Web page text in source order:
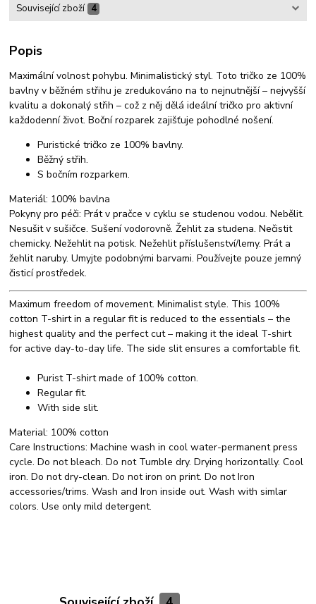
Související zboží 4
Popis
Maximální volnost pohybu. Minimalistický styl. Toto tričko ze 100%
bavlny v běžném střihu je zredukováno na to nejnutnější – nejvyšší
kvalitu a dokonalý střih – což z něj dělá ideální tričko pro aktivní
každodenní život. Boční rozparek zajišťuje pohodlné nošení.
Puristické tričko ze 100% bavlny.
Běžný střih.
S bočním rozparkem.
Materiál: 100% bavlna
Pokyny pro péči: Prát v pračce v cyklu se studenou vodou. Nebělit.
Nesušit v sušičce. Sušení vodorovně. Žehlit za studena. Nečistit
chemicky. Nežehlit na potisk. Nežehlit příslušenství/lemy. Prát a
žehlit naruby. Umyjte podobnými barvami. Používejte pouze jemný
čisticí prostředek.
Maximum freedom of movement. Minimalist style. This 100%
cotton T-shirt in a regular fit is reduced to the essentials – the
highest quality and the perfect cut – making it the ideal T-shirt
for active day-to-day life. The side slit ensures a comfortable fit.
Purist T-shirt made of 100% cotton.
Regular fit.
With side slit.
Material: 100% cotton
Care Instructions:Machine wash in cool water-permanent press
cycle. Do not bleach. Do not Tumble dry. Drying horizontally. Cool
iron. Do not dry-clean. Do not iron on print. Do not Iron
accessories/trims. Wash and Iron inside out. Wash with simlar
colors. Use only mild detergent.